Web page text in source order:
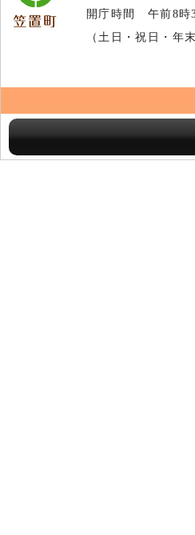
開庁時間 午前8時
（土日・祝日・年